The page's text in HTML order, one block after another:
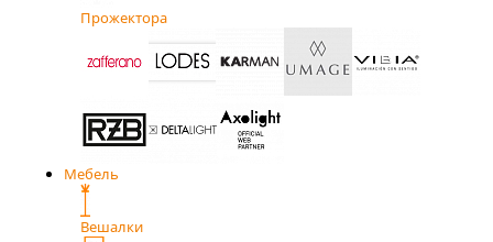
Прожектора
Мебель
Вешалки